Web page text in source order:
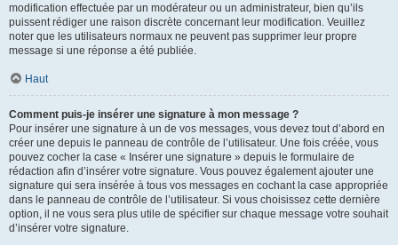
modification effectuée par un modérateur ou un administrateur, bien qu’ils
puissent rédiger une raison discrète concernant leur modification. Veuillez
noter que les utilisateurs normaux ne peuvent pas supprimer leur propre
message si une réponse a été publiée.
Haut
Comment puis-je insérer une signature à mon message ?
Pour insérer une signature à un de vos messages, vous devez tout d’abord en
créer une depuis le panneau de contrôle de l’utilisateur. Une fois créée, vous
pouvez cocher la case « Insérer une signature » depuis le formulaire de
rédaction afin d’insérer votre signature. Vous pouvez également ajouter une
signature qui sera insérée à tous vos messages en cochant la case appropriée
dans le panneau de contrôle de l’utilisateur. Si vous choisissez cette dernière
option, il ne vous sera plus utile de spécifier sur chaque message votre souhait
d’insérer votre signature.